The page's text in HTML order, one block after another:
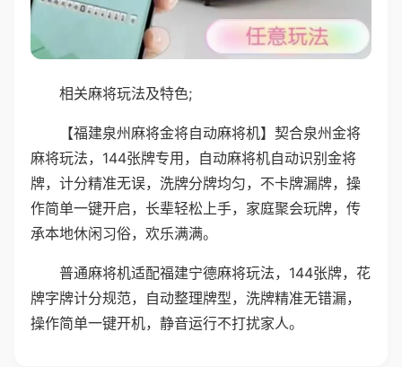
相关麻将玩法及特色;
【福建泉州麻将金将自动麻将机】契合泉州金将
麻将玩法，144张牌专用，自动麻将机自动识别金将
牌，计分精准无误，洗牌分牌均匀，不卡牌漏牌，操
作简单一键开启，长辈轻松上手，家庭聚会玩牌，传
承本地休闲习俗，欢乐满满。
普通麻将机适配福建宁德麻将玩法，144张牌，花
牌字牌计分规范，自动整理牌型，洗牌精准无错漏，
操作简单一键开机，静音运行不打扰家人。